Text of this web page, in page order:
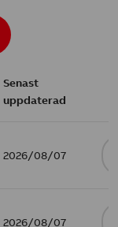
Senast
uppdaterad
2026/08/07
2026/08/07